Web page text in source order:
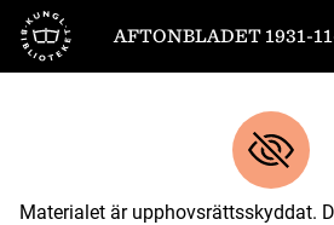
Till startsidan
AFTONBLADET 1931-
Materialet är upphovsrättsskyddat.